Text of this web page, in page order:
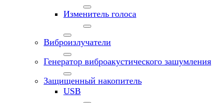
Изменитель голоса
Виброизлучатели
Генератор виброакустического зашумления
Защищенный накопитель
USB